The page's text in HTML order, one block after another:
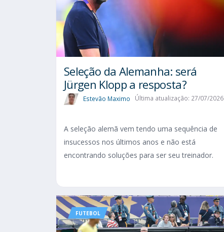
Seleção da Alemanha: será
Jürgen Klopp a resposta?
Estevão Maximo Última atualização: 27/07/2026
A seleção alemã vem tendo uma sequência de
insucessos nos últimos anos e não está
encontrando soluções para ser seu treinador.
FUTEBOL